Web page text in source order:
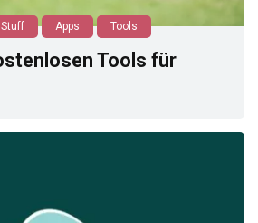
Apps Tools
Tools für